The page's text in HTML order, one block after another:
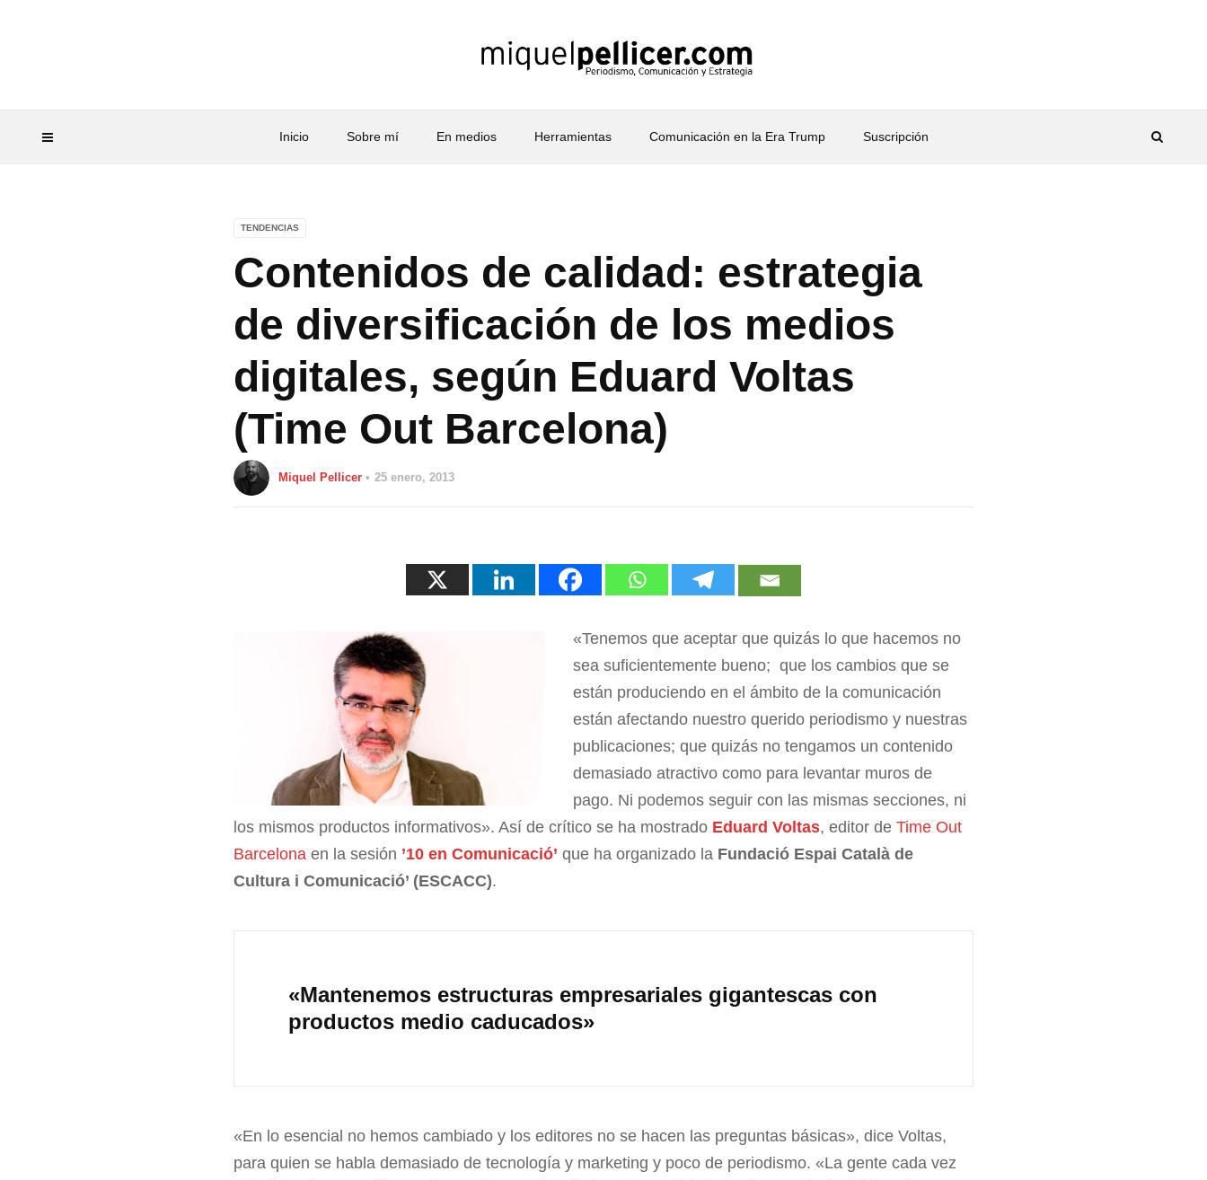
Inicio Sobre mí En medios Herramientas Comunicación en la Era Trump Suscripción
TENDENCIAS
Contenidos de calidad: estrategia
de diversificación de los medios
digitales, según Eduard Voltas
(Time Out Barcelona)
Miquel Pellicer 25 enero, 2013
«Tenemos que aceptar que quizás lo que hacemos no
sea suficientemente bueno; que los cambios que se
están produciendo en el ámbito de la comunicación
están afectando nuestro querido periodismo y nuestras
publicaciones; que quizás no tengamos un contenido
demasiado atractivo como para levantar muros de
pago. Ni podemos seguir con las mismas secciones, ni
los mismos productos informativos». Así de crítico se ha mostrado Eduard Voltas, editor deTime Out
Barcelona en la sesión ’10 en Comunicació’ que ha organizado la Fundació Espai Català de
Cultura i Comunicació’ (ESCACC).
«Mantenemos estructuras empresariales gigantescas con
productos medio caducados»
«En lo esencial no hemos cambiado y los editores no se hacen las preguntas básicas», dice Voltas,
para quien se habla demasiado de tecnología y marketing y poco de periodismo. «La gente cada vez